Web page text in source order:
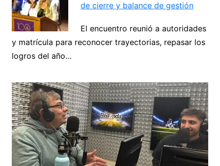
de cierre y balance de gestión
El encuentro reunió a autoridades
y matrícula para reconocer trayectorias, repasar los
logros del año…